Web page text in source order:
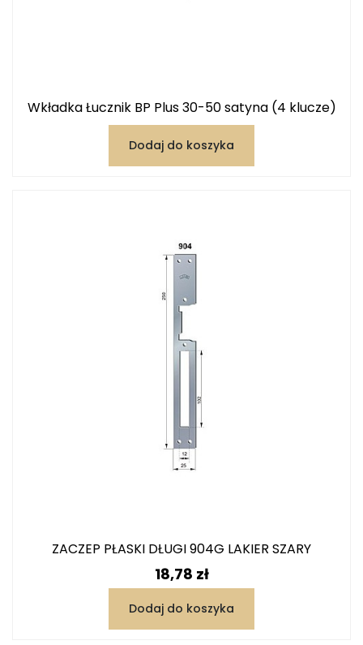
Wkładka Łucznik BP Plus 30-50 satyna (4 klucze)
Dodaj do koszyka
ZACZEP PŁASKI DŁUGI 904G LAKIER SZARY
Cena
18,78 zł
Dodaj do koszyka